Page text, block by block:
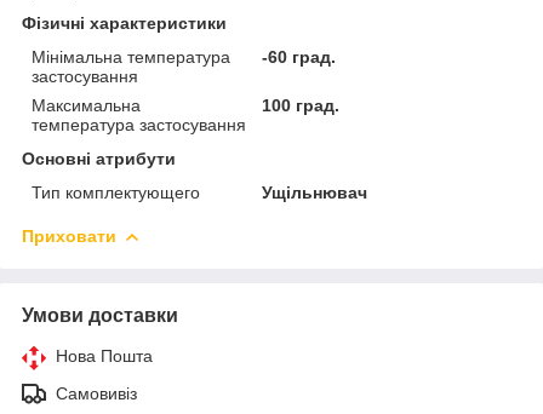
Фізичні характеристики
Мінімальна температура
застосування
-60 град.
Максимальна
температура застосування
100 град.
Основні атрибути
Тип комплектующего
Ущільнювач
Приховати
Умови доставки
Нова Пошта
Самовивіз